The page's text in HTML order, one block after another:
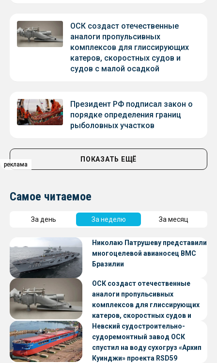
реклама
реклама
реклама
ОСК создаст отечественные
аналоги пропульсивных
комплексов для глиссирующих
катеров, скоростных судов и
судов с малой осадкой
Президент РФ подписал закон о
порядке определения границ
рыболовных участков
ПОКАЗАТЬ ЕЩЁ
Самое читаемое
За день За неделю За месяц
Николаю Патрушеву представили
многоцелевой авианосец ВМС
Бразилии
ОСК создаст отечественные
аналоги пропульсивных
комплексов для глиссирующих
катеров, скоростных судов и
судов с малой осадкой
Невский судостроительно-
судоремонтный завод ОСК
спустил на воду сухогруз «Архип
Куинджи» проекта RSD59